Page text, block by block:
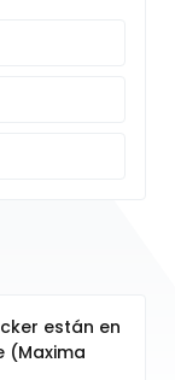
están en
(Maxima